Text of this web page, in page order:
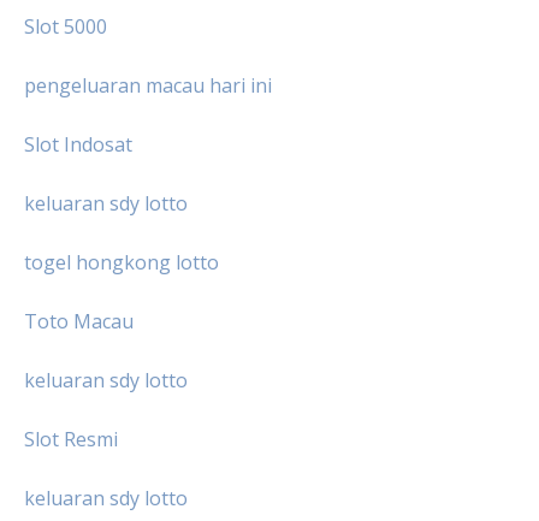
Slot 5000
pengeluaran macau hari ini
Slot Indosat
keluaran sdy lotto
togel hongkong lotto
Toto Macau
keluaran sdy lotto
Slot Resmi
keluaran sdy lotto